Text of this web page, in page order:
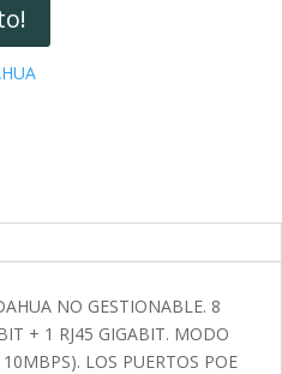
NO GESTIONABLE. 8
+ 1 RJ45 GIGABIT. MODO
LOS PUERTOS POE